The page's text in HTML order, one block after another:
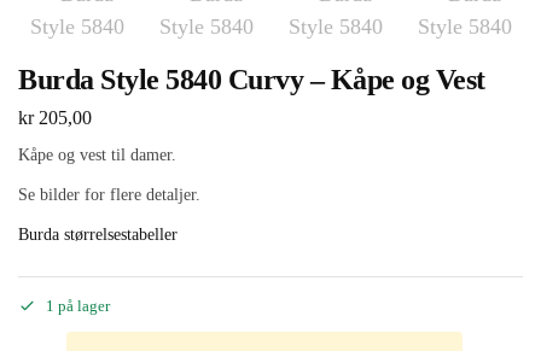
Burda Style 5840 Curvy – Kåpe og Vest
kr205,00
Kåpe og vest til damer.
Se bilder for flere detaljer.
Burda størrelsestabeller
1 på lager